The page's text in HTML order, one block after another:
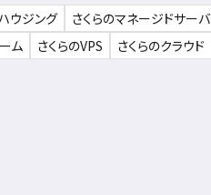
ウジング さくらのマネージドサーバ
ム さくらのVPS さくらのクラウド